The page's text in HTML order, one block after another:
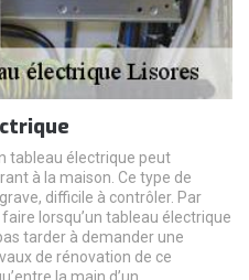
tableau électrique peut
à la maison. Ce type de
difficile à contrôler. Par
lorsqu’un tableau électrique
tarder à demander une
de rénovation de ce